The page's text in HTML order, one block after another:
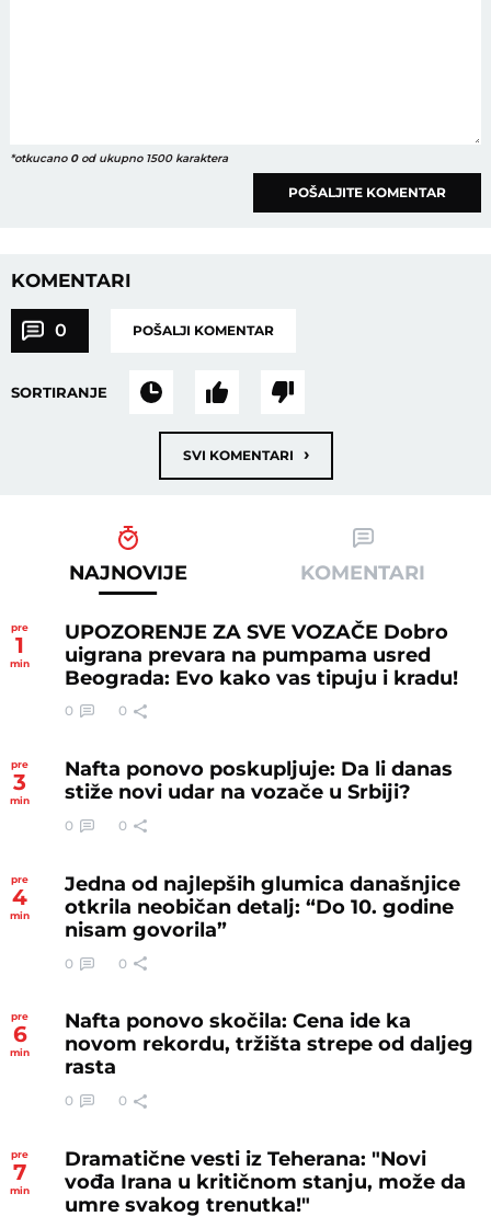
*otkucano 0od ukupno 1500 karaktera
POŠALJITE KOMENTAR
KOMENTARI
0 POŠALJI KOMENTAR
SORTIRANJE
SVI KOMENTARI ›
NAJNOVIJE KOMENTARI
pre
1
min
UPOZORENJE ZA SVE VOZAČE Dobro
uigrana prevara na pumpama usred
Beograda: Evo kako vas tipuju i kradu!
0 0
pre
3
min
Nafta ponovo poskupljuje: Da li danas
stiže novi udar na vozače u Srbiji?
0 0
pre
4
min
Jedna od najlepših glumica današnjice
otkrila neobičan detalj: “Do 10. godine
nisam govorila”
0 0
pre
6
min
Nafta ponovo skočila: Cena ide ka
novom rekordu, tržišta strepe od daljeg
rasta
0 0
pre
7
min
Dramatične vesti iz Teherana: "Novi
vođa Irana u kritičnom stanju, može da
umre svakog trenutka!"